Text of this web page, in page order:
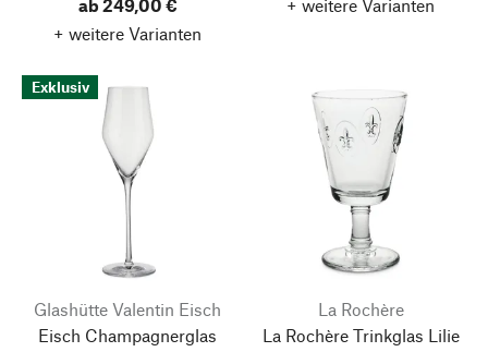
ab 249,00 €
+ weitere Varianten
+ weitere Varianten
Exklusiv
Glashütte Valentin Eisch
Eisch Champagnerglas
La Rochère
La Rochère Trinkglas Lilie